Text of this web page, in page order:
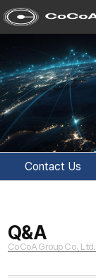
Contact Us
Q&A
CoCoA Group Co., Ltd.